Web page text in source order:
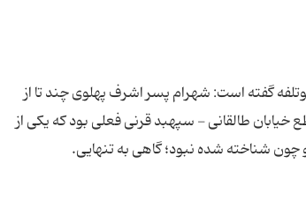
گفته است: شهرام پسر اشرف پهلوی چند تا از
طالقانی - سپهبد قرنی فعلی بود که یکی از